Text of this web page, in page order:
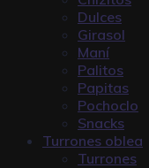
Dulces
Girasol
Maní
Palitos
Papitas
Pochoclo
Snacks
Turrones oblea
Turrones